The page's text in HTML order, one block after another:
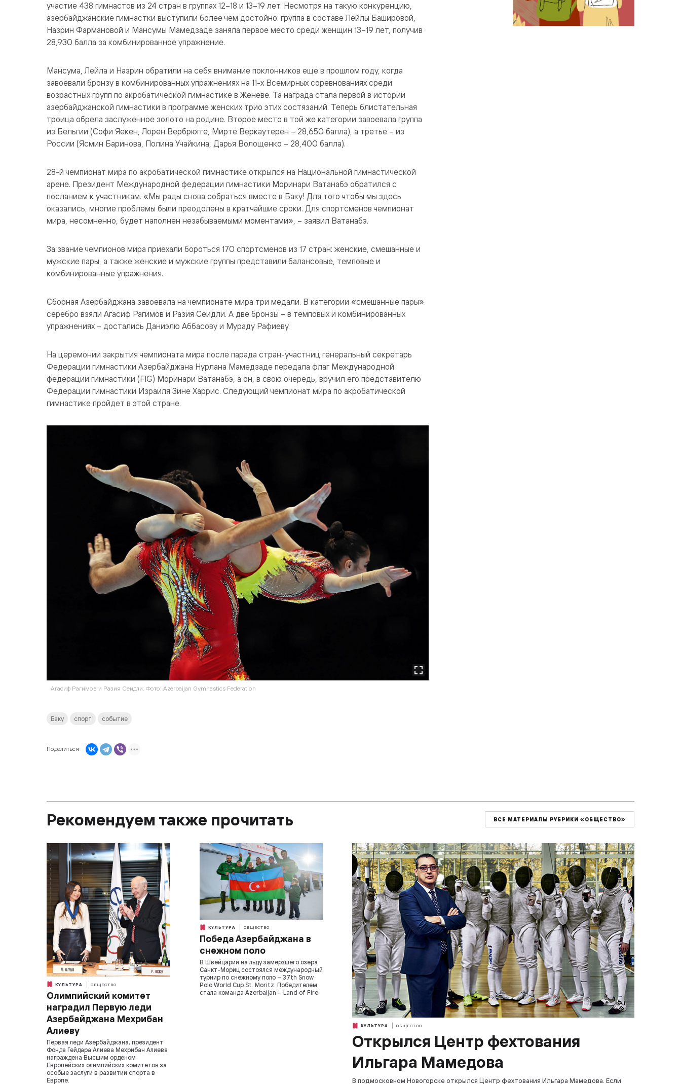
участие 438 гимнастов из 24 стран в группах 12–18 и 13–19 лет. Несмотря на такую конкуренцию,
азербайджанские гимнастки выступили более чем достойно: группа в составе Лейлы Башировой,
Назрин Фармановой и Мансумы Мамедзаде заняла первое место среди женщин 13–19 лет, получив
28,930 балла за комбинированное упражнение.
Мансума, Лейла и Назрин обратили на себя внимание поклонников еще в прошлом году, когда
завоевали бронзу в комбинированных упражнениях на 11-х Всемирных соревнованиях среди
возрастных групп по акробатической гимнастике в Женеве. Та награда стала первой в истории
азербайджанской гимнастики в программе женских трио этих состязаний. Теперь блистательная
троица обрела заслуженное золото на родине. Второе место в той же категории завоевала группа
из Бельгии (Софи Яекен, Лорен Вербрюгге, Мирте Веркаутерен – 28,650 балла), а третье – из
России (Ясмин Баринова, Полина Учайкина, Дарья Волощенко – 28,400 балла).
28-й чемпионат мира по акробатической гимнастике открылся на Национальной гимнастической
арене. Президент Международной федерации гимнастики Моринари Ватанабэ обратился с
посланием к участникам. «Мы рады снова собраться вместе в Баку! Для того чтобы мы здесь
оказались, многие проблемы были преодолены в кратчайшие сроки. Для спортсменов чемпионат
мира, несомненно, будет наполнен незабываемыми моментами», – заявил Ватанабэ.
За звание чемпионов мира приехали бороться 170 спортсменов из 17 стран: женские, смешанные и
мужские пары, а также женские и мужские группы представили балансовые, темповые и
комбинированные упражнения.
Сборная Азербайджана завоевала на чемпионате мира три медали. В категории «смешанные пары»
серебро взяли Агасиф Рагимов и Разия Сеидли. А две бронзы – в темповых и комбинированных
упражнениях – достались Даниэлю Аббасову и Мураду Рафиеву.
На церемонии закрытия чемпионата мира после парада стран-участниц генеральный секретарь
Федерации гимнастики Азербайджана Нурлана Мамедзаде передала флаг Международной
федерации гимнастики (FIG) Моринари Ватанабэ, а он, в свою очередь, вручил его представителю
Федерации гимнастики Израиля Зине Харрис. Следующий чемпионат мира по акробатической
гимнастике пройдет в этой стране.
Агасиф Рагимов и Разия Сеидли. Фото: Azerbaijan Gymnastics Federation
Баку спорт событие
Поделиться
Рекомендуем также прочитать ВСЕ МАТЕРИАЛЫ РУБРИКИ «ОБЩЕСТВО»
КУЛЬТУРА ОБЩЕСТВО
Олимпийский комитет
наградил Первую леди
Азербайджана Мехрибан
Алиеву
Первая леди Азербайджана, президент
Фонда Гейдара Алиева Мехрибан Алиева
награждена Высшим орденом
Европейских олимпийских комитетов за
особые заслуги в развитии спорта в
Европе.
КУЛЬТУРА ОБЩЕСТВО
Победа Азербайджана в
снежном поло
В Швейцарии на льду замерзшего озера
Санкт-Мориц состоялся международный
турнир по снежному поло – 37th Snow
Polo World Cup St. Moritz. Победителем
стала команда Azerbaijan – Land of Fire.
КУЛЬТУРА ОБЩЕСТВО
Открылся Центр фехтования
Ильгара Мамедова
В подмосковном Новогорске открылся Центр фехтования Ильгара Мамедова. Если